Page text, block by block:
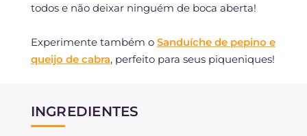
todos e não deixar ninguém de boca aberta!
Experimente também o Sanduíche de pepino e
queijo de cabra, perfeito para seus piqueniques!
INGREDIENTES